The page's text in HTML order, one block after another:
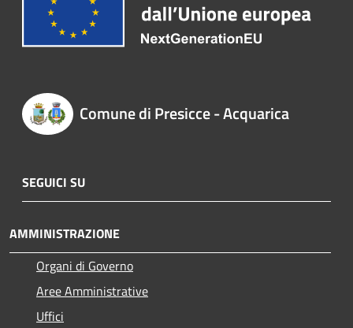
Comune di Presicce - Acquarica
SEGUICI SU
AMMINISTRAZIONE
Organi di Governo
Aree Amministrative
Uffici